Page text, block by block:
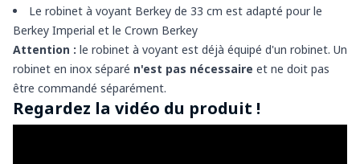
Le robinet à voyant Berkey de 33 cm est adapté pour le
Berkey Imperial et le Crown Berkey
Attention : le robinet à voyant est déjà équipé d'un robinet. Un
robinet en inox séparé n'est pas nécessaire et ne doit pas
être commandé séparément.
Regardez la vidéo du produit !